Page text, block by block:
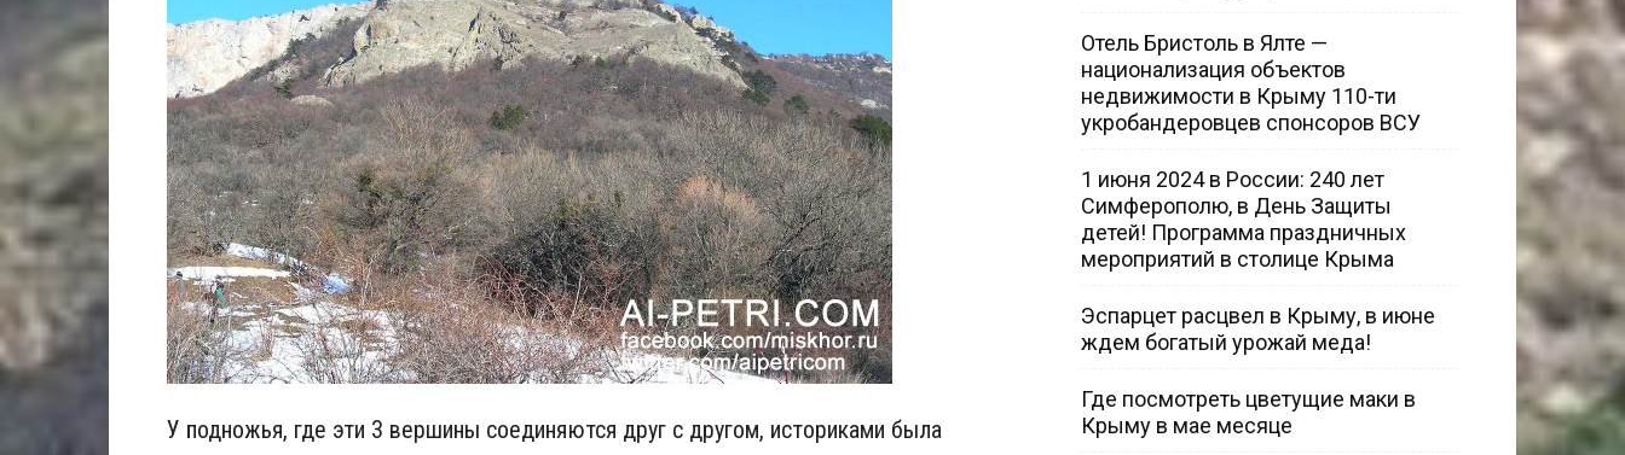
У подножья, где эти 3 вершины соединяются друг с другом, историками была
Отель Бристоль в Ялте —
национализация объектов
недвижимости в Крыму 110-ти
укробандеровцев спонсоров ВСУ
1 июня 2024 в России: 240 лет
Симферополю, в День Защиты
детей! Программа праздничных
мероприятий в столице Крыма
Эспарцет расцвел в Крыму, в июне
ждем богатый урожай меда!
Где посмотреть цветущие маки в
Крыму в мае месяце